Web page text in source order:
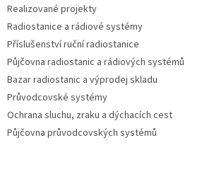
Realizované projekty
Radiostanice a rádiové systémy
Příslušenství ruční radiostanice
Půjčovna radiostanic a rádiových systémů
Bazar radiostanic a výprodej skladu
Průvodcovské systémy
Ochrana sluchu, zraku a dýchacích cest
Půjčovna průvodcovských systémů